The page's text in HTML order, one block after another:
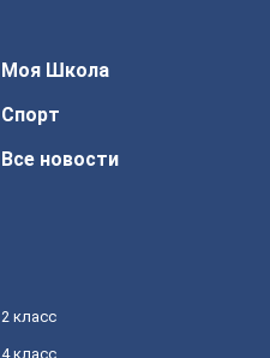
Моя Школа
Спорт
Все новости
2 класс
4 класс